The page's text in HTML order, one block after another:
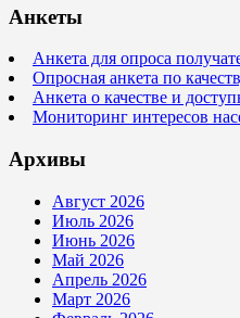
Анкеты
Анкета для опроса
Опросная анкета по
Анкета о качестве и
Мониторинг интересов
Архивы
Август 2026
Июль 2026
Июнь 2026
Май 2026
Апрель 2026
Март 2026